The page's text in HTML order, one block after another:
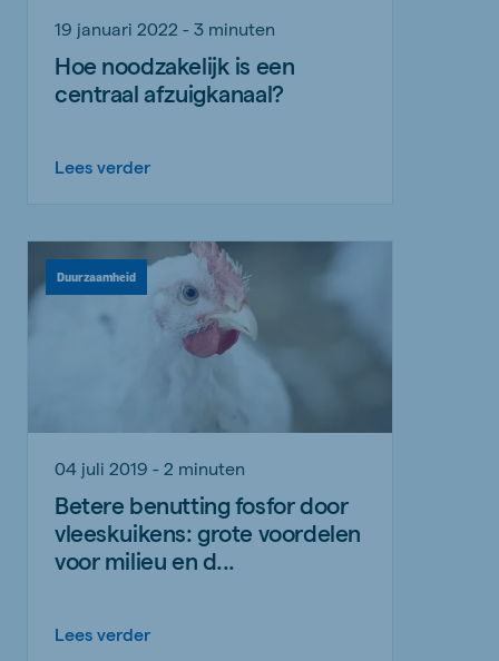
19 januari 2022 - 3 minuten
Hoe noodzakelijk is een
centraal afzuigkanaal?
Lees verder
Duurzaamheid
04 juli 2019 - 2 minuten
Betere benutting fosfor door
vleeskuikens: grote voordelen
voor milieu en d...
Lees verder